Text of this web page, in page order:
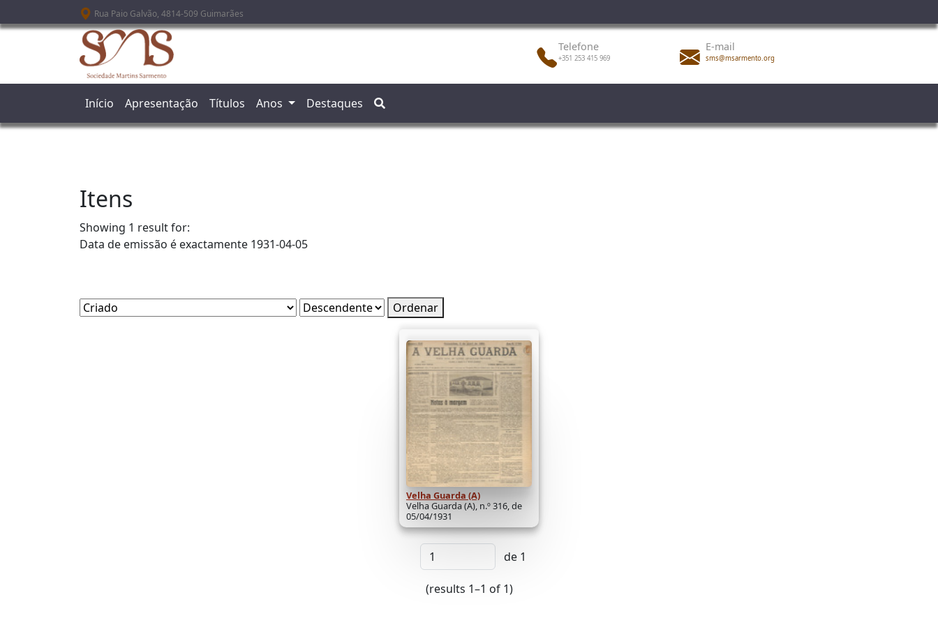
Passar para o conteúdo principal
Rua Paio Galvão, 4814-509 Guimarães
Telefone
+351 253 415 969
E-mail
sms@msarmento.org
Início Apresentação Títulos Anos Destaques
Itens
Showing 1 result for:
Data de emissão é exactamente 1931-04-05
Ordenar
Velha Guarda (A)
Velha Guarda (A), n.º 316, de
05/04/1931
de 1
(results 1–1 of 1)